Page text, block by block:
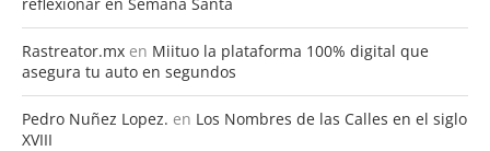
Rastreator.mx en Miituo la plataforma 100% digital que
asegura tu auto en segundos
Pedro Nuñez Lopez. en Los Nombres de las Calles en el siglo
XVIII